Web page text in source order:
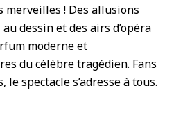
merveilles ! Des allusions
dessin et des airs d’opéra
moderne et
du célèbre tragédien. Fans
le spectacle s’adresse à tous.